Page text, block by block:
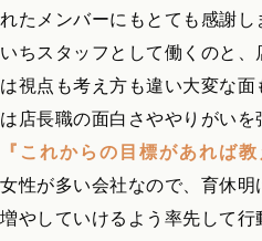
れたメンバーにもとても感謝
いちスタッフとして働くのと
は視点も考え方も違い大変
は店長職の面白さややりがいを
『これからの目標があれば
女性が多い会社なので、育休明
増やしていけるよう率先して行